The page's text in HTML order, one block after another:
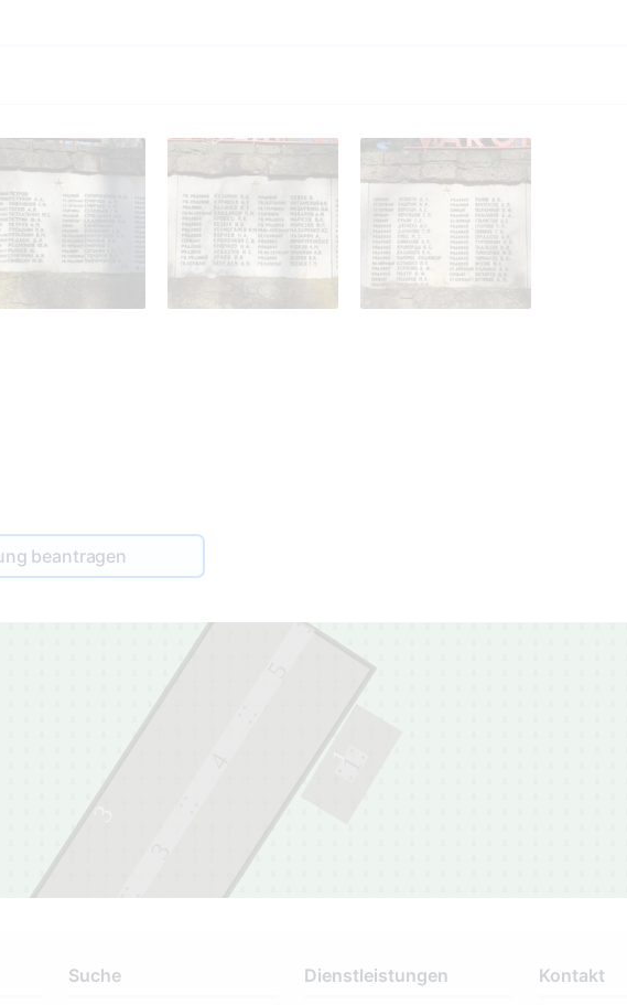
beantragen
3
Suche Dienstleistungen Kontakt